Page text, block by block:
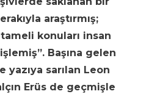
araştırmış;
konuları insan
Başına gelen
sarılan Leon
Erüs de geçmişle